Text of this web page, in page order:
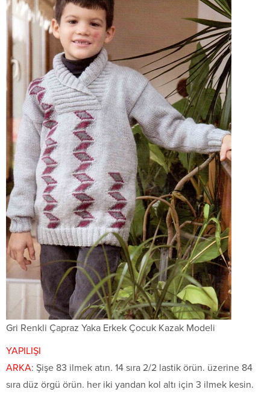
Gri Renkli Çapraz Yaka Erkek Çocuk Kazak Modeli
YAPILIŞI
ARKA: Şişe 83 ilmek atın. 14 sıra 2/2 lastik örün. üzerine 84
sıra düz örgü örün. her iki yandan kol altı için 3 ilmek kesin.